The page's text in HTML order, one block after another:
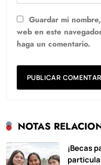
Guardar mi
web en este
haga un comentario.
NOTAS
¡Becas